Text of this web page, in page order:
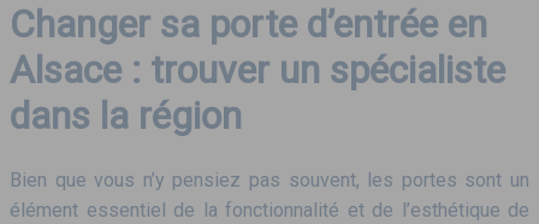
Changer sa porte d’entrée en
Alsace : trouver un spécialiste
dans la région
Bien que vous n’y pensiez pas souvent, les portes sont un
élément essentiel de la fonctionnalité et de l’esthétique de